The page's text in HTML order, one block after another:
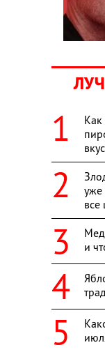
Как
уже
все
и